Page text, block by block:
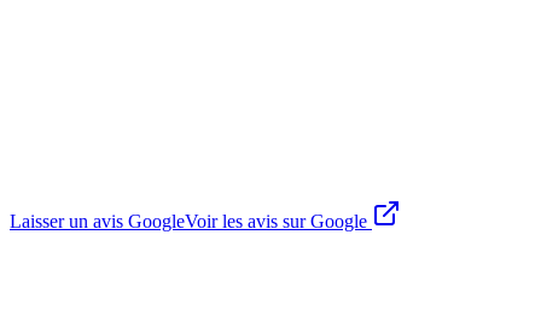
Laisser un avis GoogleVoir les avis sur Google